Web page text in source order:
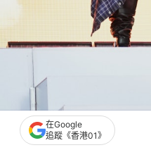
在Google
追蹤《香港01》